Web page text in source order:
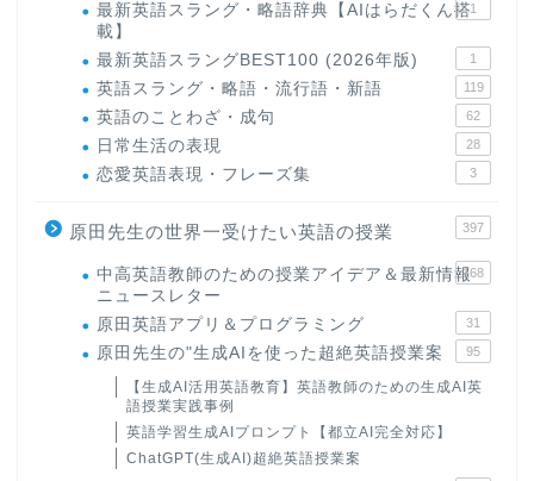
最新英語スラング・略語辞典【AIはらだくん搭
載】
1
最新英語スラングBEST100 (2026年版) 1
英語スラング・略語・流行語・新語 119
英語のことわざ・成句 62
日常生活の表現 28
恋愛英語表現・フレーズ集 3
原田先生の世界一受けたい英語の授業 397
中高英語教師のための授業アイデア＆最新情報
ニュースレター
168
原田英語アプリ＆プログラミング 31
原田先生の"生成AIを使った超絶英語授業案 95
【生成AI活用英語教育】英語教師のための生成AI英
語授業実践事例
英語学習生成AIプロンプト【都立AI完全対応】
ChatGPT(生成AI)超絶英語授業案